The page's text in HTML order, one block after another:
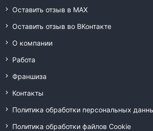
Оставить отзыв в MAX
Оставить отзыв во ВКонтакте
О компании
Работа
Франшиза
Контакты
Политика обработки персональных
Политика обработки файлов Cookie